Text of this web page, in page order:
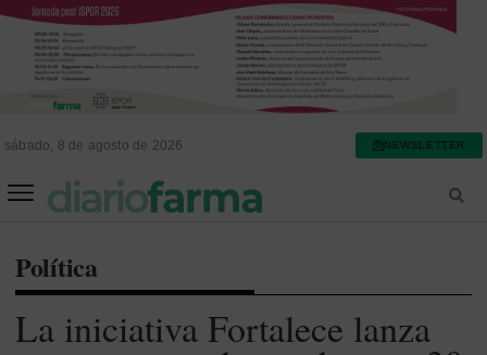
sábado, 8 de agosto de 2026 NEWSLETTER
Política
La iniciativa Fortalece lanza